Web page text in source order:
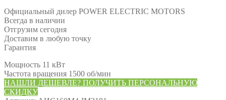
Официальный дилер POWER ELECTRIC MOTORS
Всегда в наличии
Отгрузим сегодня
Доставим в любую точку
Гарантия
Мощность 11 кВт
Частота вращения 1500 об/мин
НАШЛИ ДЕШЕВЛЕ? ПОЛУЧИТЬ ПЕРСОНАЛЬНУЮ
СКИДКУ